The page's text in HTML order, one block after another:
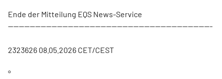
Ende der Mitteilung EQS News-Service
---------------------------------------------------------------------------
2323626 08.05.2026 CET/CEST
°